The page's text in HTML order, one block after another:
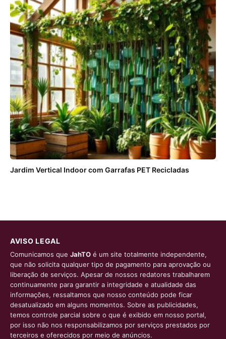
Jardim Vertical Indoor com Garrafas PET Recicladas
AVISO LEGAL
Comunicamos que JahTO é um site totalmente independente,
que não solicita qualquer tipo de pagamento para aprovação ou
liberação de serviços. Apesar de nossos redatores trabalharem
continuamente para garantir a integridade e atualidade das
informações, ressaltamos que nosso conteúdo pode ficar
desatualizado em alguns momentos. Sobre as publicidades,
temos controle parcial sobre o que é exibido em nosso portal,
por isso não nos responsabilizamos por serviços prestados por
terceiros e oferecidos por meio de anúncios.